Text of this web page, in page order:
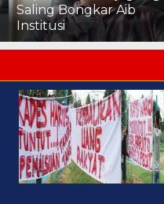
Saling Bongkar Aib
Institusi